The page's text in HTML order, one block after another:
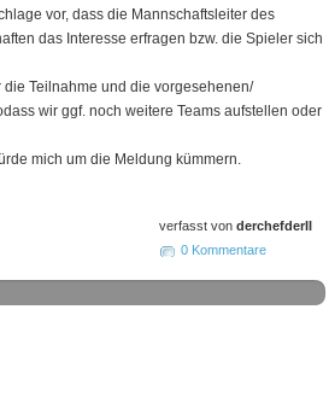
vor, dass die Mannschaftsleiter des
das Interesse erfragen bzw. die Spieler sich
Teilnahme und die vorgesehenen/
wir ggf. noch weitere Teams aufstellen oder
mich um die Meldung kümmern.
verfasst von derchefderII
0 Kommentare